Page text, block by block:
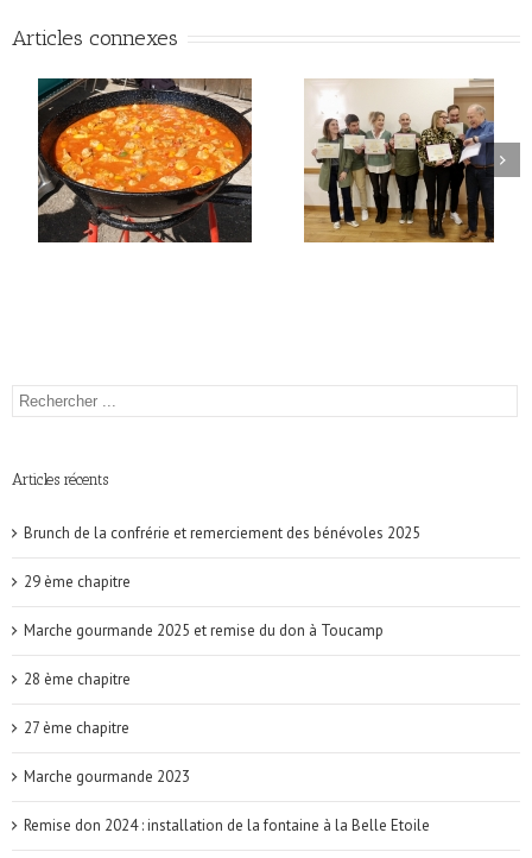
Articles connexes
Articles récents
Brunch de la confrérie et remerciement des bénévoles 2025
29 ème chapitre
Marche gourmande 2025 et remise du don à Toucamp
28 ème chapitre
27 ème chapitre
Marche gourmande 2023
Remise don 2024 : installation de la fontaine à la Belle Etoile